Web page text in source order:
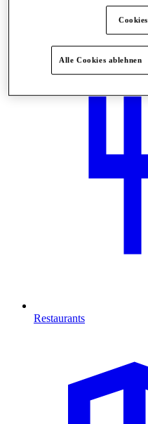
Restaurants
Alle Cookies ablehnen